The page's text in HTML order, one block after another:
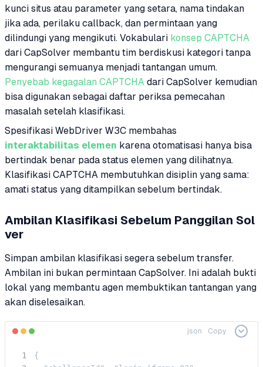
kunci situs atau parameter yang setara, nama tindakan
jika ada, perilaku callback, dan permintaan yang
dilindungi yang mengikuti. Vokabulari konsep CAPTCHA
dari CapSolver membantu tim berdiskusi kategori tanpa
mengurangi semuanya menjadi tantangan umum.
Penyebab kegagalan CAPTCHA dari CapSolver kemudian
bisa digunakan sebagai daftar periksa pemecahan
masalah setelah klasifikasi.
Spesifikasi WebDriver W3C membahas
interaktabilitas elemen karena otomatisasi hanya bisa
bertindak benar pada status elemen yang dilihatnya.
Klasifikasi CAPTCHA membutuhkan disiplin yang sama:
amati status yang ditampilkan sebelum bertindak.
Ambilan Klasifikasi Sebelum Panggilan Sol
ver
Simpan ambilan klasifikasi segera sebelum transfer.
Ambilan ini bukan permintaan CapSolver. Ini adalah bukti
lokal yang membantu agen membuktikan tantangan yang
akan diselesaikan.
json Copy
{